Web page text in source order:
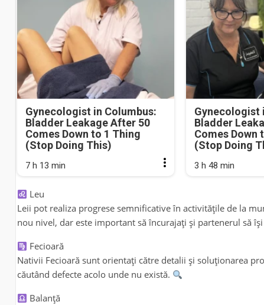
Gynecologist in Columbus:
Bladder Leakage After 50
Comes Down to 1 Thing
(Stop Doing This)
7 h 13 min
Gynecologist
Bladder
Comes Down
(Stop Doing
3 h 48 min
Leu
Leii pot realiza progrese semnificative în activitățile de la
nou nivel, dar este important să încurajați și partenerul să
Fecioară
Nativii Fecioară sunt orientați către detalii și soluționarea
căutând defecte acolo unde nu există.
Balanță